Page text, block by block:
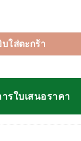
บใส่ตะกร้า
รใบเสนอราคา